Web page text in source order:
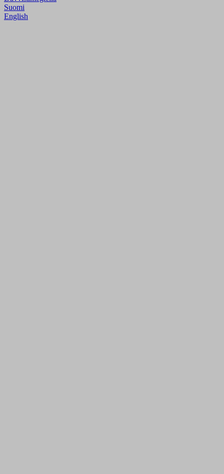
Suomi
English